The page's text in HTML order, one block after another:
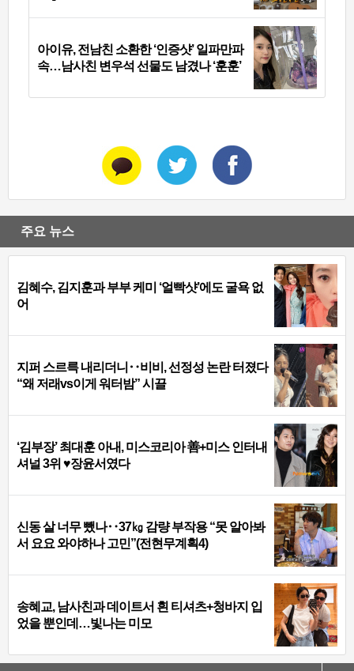
아이유, 전남친 소환한 ‘인증샷’ 일파만파
속…남사친 변우석 선물도 남겼나 ‘훈훈’
주요 뉴스
김혜수, 김지훈과 부부 케미 ‘얼빡샷’에도 굴욕 없
어
지퍼 스르륵 내리더니‥비비, 선정성 논란 터졌다
“왜 저래vs이게 워터밤” 시끌
‘김부장’ 최대훈 아내, 미스코리아 善+미스 인터내
셔널 3위 ♥장윤서였다
신동 살 너무 뺐나‥37㎏ 감량 부작용 “못 알아봐
서 요요 와야하나 고민”(전현무계획4)
송혜교, 남사친과 데이트서 흰 티셔츠+청바지 입
었을 뿐인데…빛나는 미모